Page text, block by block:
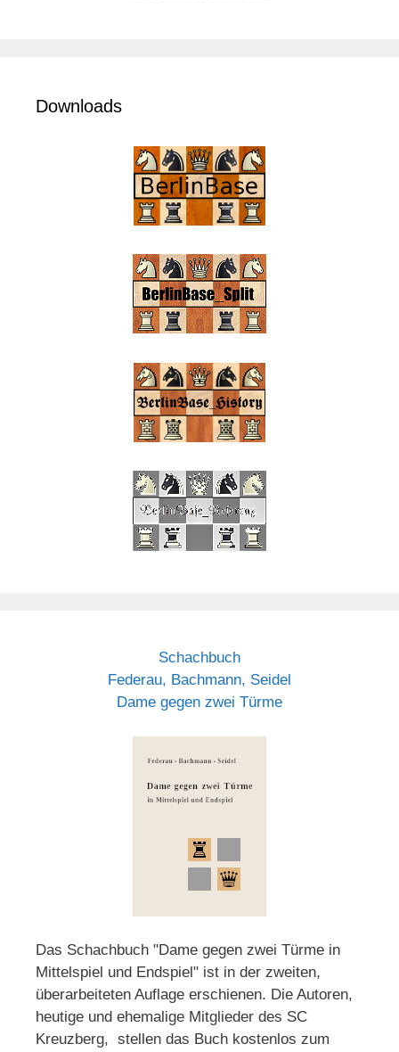
Downloads
Schachbuch
Federau, Bachmann, Seidel
Dame gegen zwei Türme
Das Schachbuch "Dame gegen zwei Türme in
Mittelspiel und Endspiel" ist in der zweiten,
überarbeiteten Auflage erschienen. Die Autoren,
heutige und ehemalige Mitglieder des SC
Kreuzberg, stellen das Buch kostenlos zum